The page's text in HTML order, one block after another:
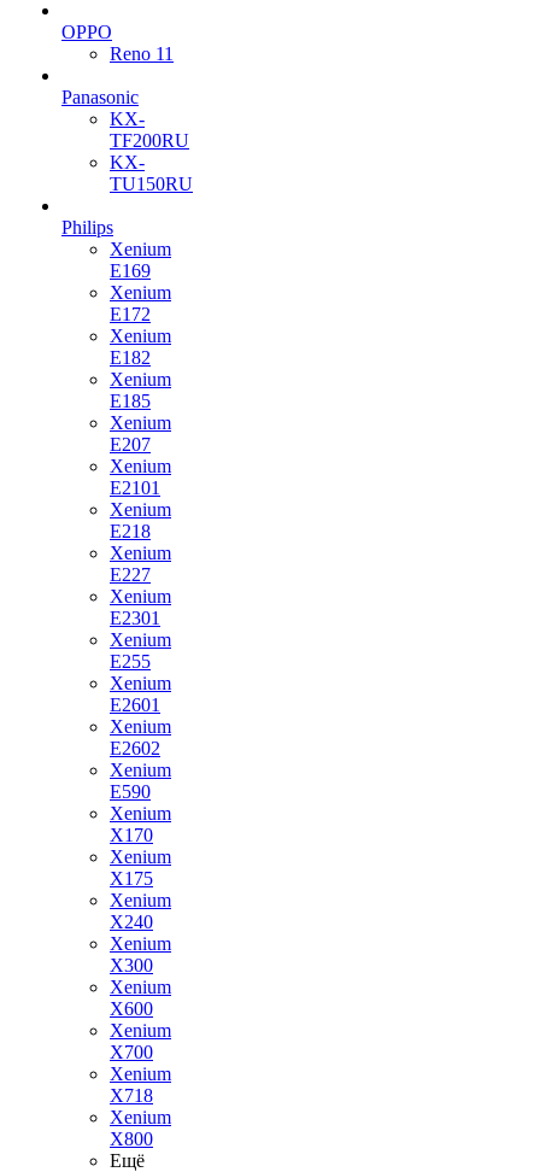
OPPO
Reno 11
Panasonic
KX-
TF200RU
KX-
TU150RU
Philips
Xenium
E169
Xenium
E172
Xenium
E182
Xenium
E185
Xenium
E207
Xenium
E2101
Xenium
E218
Xenium
E227
Xenium
E2301
Xenium
E255
Xenium
E2601
Xenium
E2602
Xenium
E590
Xenium
X170
Xenium
X175
Xenium
X240
Xenium
X300
Xenium
X600
Xenium
X700
Xenium
X718
Xenium
X800
Ещё